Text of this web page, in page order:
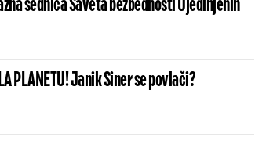
sednica Saveta bezbednosti Ujedinjenih
PLANETU! Janik Siner se povlači?